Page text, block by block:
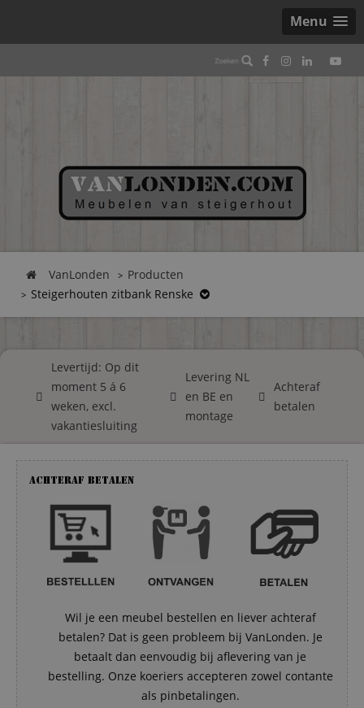
Menu
VanLonden
Producten
Steigerhouten zitbank Renske
Levertijd: Op dit
moment 5 á 6
weken, excl.
vakantiesluiting
Levering NL
en BE en
montage
Achteraf
betalen
Achteraf betalen
Wil je een meubel bestellen en liever achteraf
betalen? Dat is geen probleem bij VanLonden. Je
betaalt dan eenvoudig bij aflevering van je
bestelling. Onze koeriers accepteren zowel contante
als pinbetalingen.